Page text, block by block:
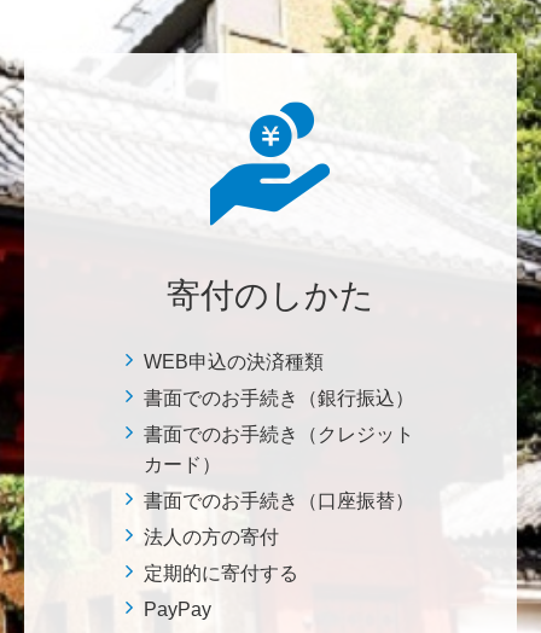
増田 尚久
ます。 <東京大学附属図書館支援プロジェクト>
植物は、実は植物同士全世界の植物で繋がっている。
る。 植物、素晴らしい。 世界の学会でも、子供たち
い。 後世、子供たちにも、３千年後も
美味しいお寿司、刺身、美味しい魚、美味しい日本
米、酢飯 世界中の人々の舌を魅了している これから
も未来永劫 美味しいお寿司、刺身、日本米を子供た
ち、孫たち、子々孫々へ <国際水産研究教育基金>
寄付のしかた
WEB申込の決済種類
書面でのお手続き（銀行振込）
書面でのお手続き（クレジット
カード）
書面でのお手続き（口座振替）
法人の方の寄付
定期的に寄付する
PayPay